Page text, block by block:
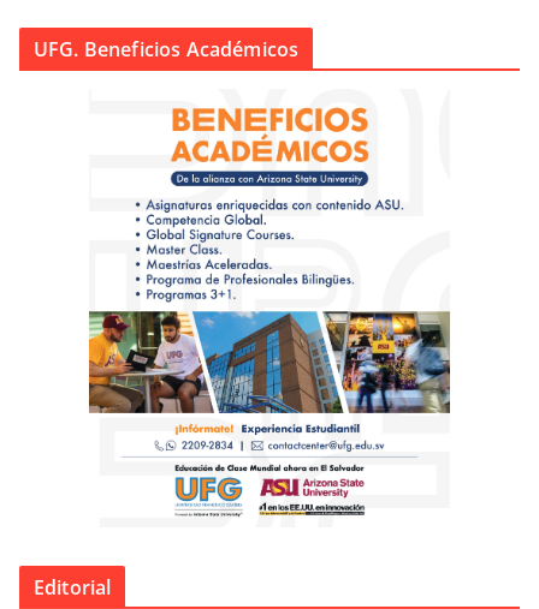
UFG. Beneficios Académicos
Editorial